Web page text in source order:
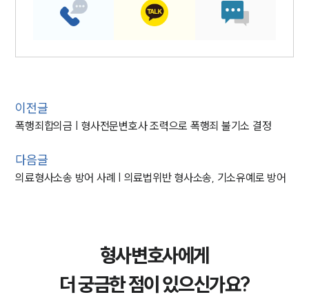
이전글
폭행죄합의금 | 형사전문변호사 조력으로 폭행죄 불기소 결정
다음글
의료형사소송 방어 사례 | 의료법위반 형사소송, 기소유예로 방어
형사변호사에게
더 궁금한 점이 있으신가요?